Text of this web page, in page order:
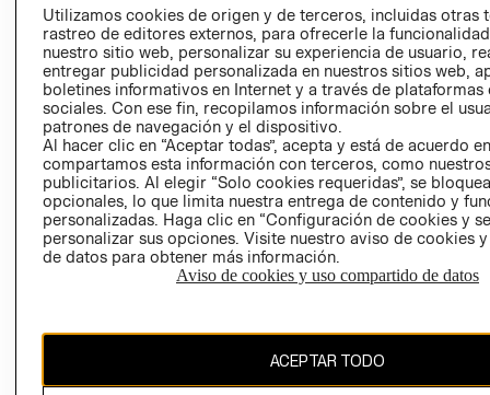
AVISO DE
PRIVACIDAD
GIFT CARD
AVISO DE
COOKIES
Chile ($)
Utilizamos cookies de origen y de terceros, incluidas otras
rastreo de editores externos, para ofrecerle la
nuestro sitio web, personalizar su experiencia de usuario,
entregar publicidad personalizada en nuestros sitios web,
boletines informativos en Internet y a través de plataformas
sociales. Con ese fin, recopilamos información sobre el
patrones de navegación y el dispositivo.
Al hacer clic en “Aceptar todas”, acepta y está de acuerdo
compartamos esta información con terceros, como
publicitarios. Al elegir “Solo cookies requeridas”, se
opcionales, lo que limita nuestra entrega de contenido y
personalizadas. Haga clic en “Configuración de cookies y
personalizar sus opciones. Visite nuestro aviso de cookies
de datos para obtener más información.
Aviso de cookies y uso compartido de datos
ACEPTAR TODO